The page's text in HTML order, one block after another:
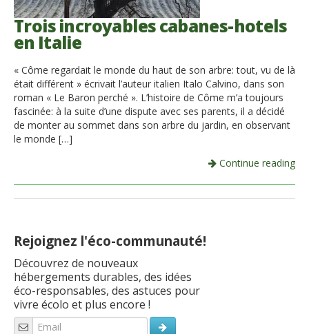
French
Italiano
Trois incroyables cabanes-hotels
en Italie
« Côme regardait le monde du haut de son arbre: tout, vu de là
était différent » écrivait l’auteur italien Italo Calvino, dans son
roman « Le Baron perché ». L’histoire de Côme m’a toujours
fascinée: à la suite d’une dispute avec ses parents, il a décidé
de monter au sommet dans son arbre du jardin, en observant
le monde […]
Continue reading
Rejoignez l'éco-communauté!
Découvrez de nouveaux
hébergements durables, des idées
éco-responsables, des astuces pour
vivre écolo et plus encore !